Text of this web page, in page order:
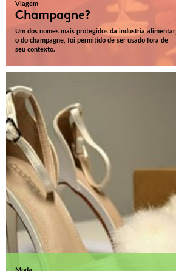
Viagem
Champagne?
Um dos nomes mais protegidos da indústria alimentar,
o do champagne, foi permitido de ser usado fora de
seu contexto.